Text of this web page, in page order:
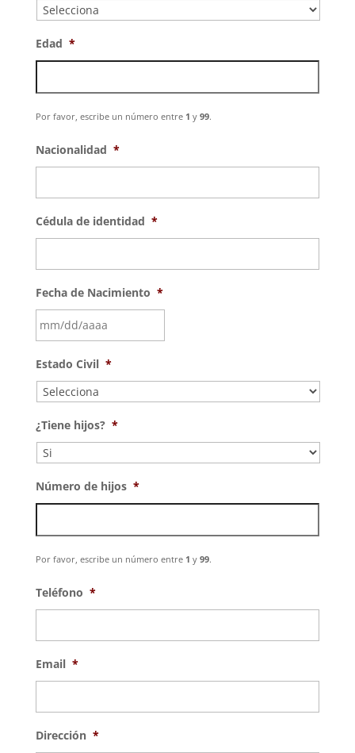
Edad *
Por favor, escribe un número entre 1 y 99.
Nacionalidad *
Cédula de identidad *
Fecha de Nacimiento *
barra
DD
AAAA
Estado Civil *
¿Tiene hijos? *
Número de hijos *
Por favor, escribe un número entre 1 y 99.
Teléfono *
Email *
Dirección *